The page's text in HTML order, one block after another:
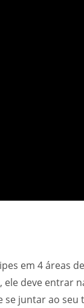
em 4 áreas
deve entrar
juntar ao